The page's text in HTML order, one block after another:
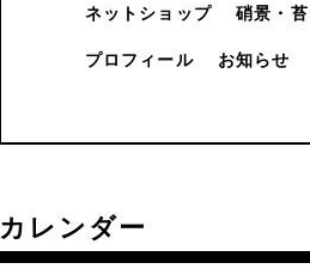
ネットショップ 硝景・
プロフィール お知らせ
カレンダー